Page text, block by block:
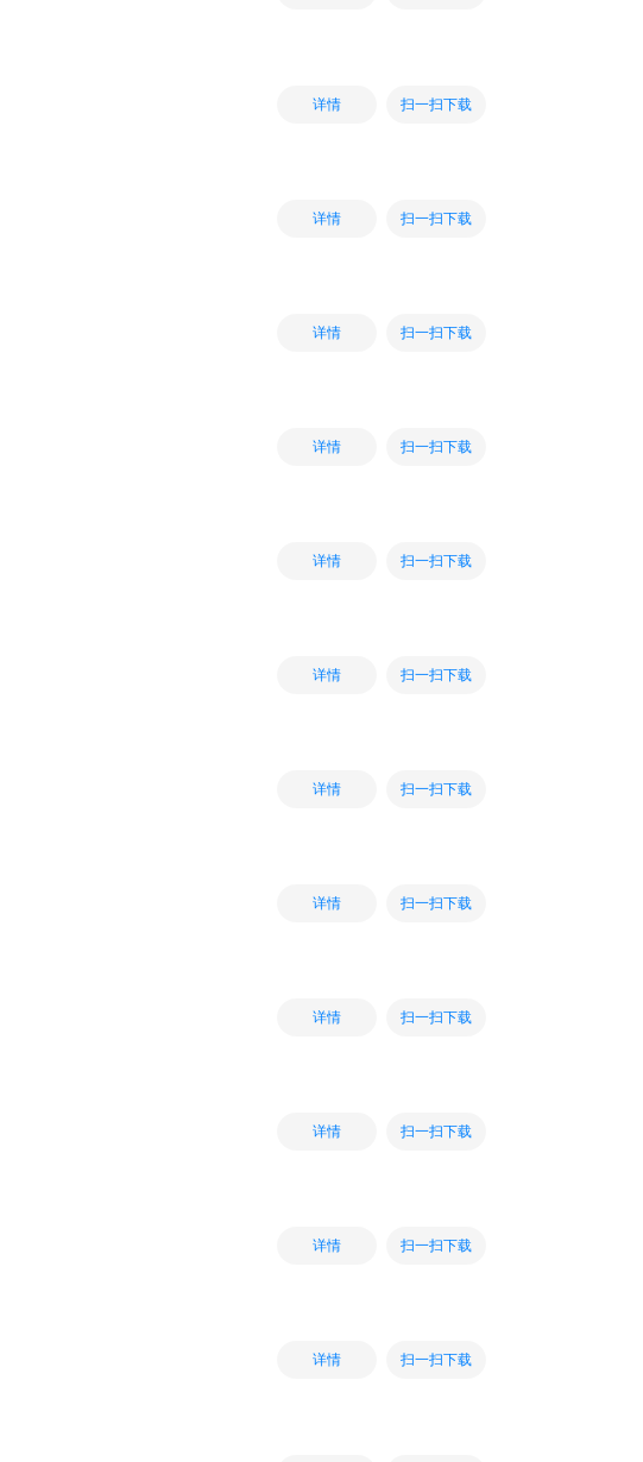
详情 扫一扫下载
详情 扫一扫下载
详情 扫一扫下载
详情 扫一扫下载
详情 扫一扫下载
详情 扫一扫下载
详情 扫一扫下载
详情 扫一扫下载
详情 扫一扫下载
详情 扫一扫下载
详情 扫一扫下载
详情 扫一扫下载